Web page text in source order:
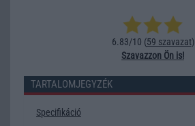
6.83/10 (59 szavazat)
Szavazzon Ön is!
TARTALOMJEGYZÉK
Specifikáció